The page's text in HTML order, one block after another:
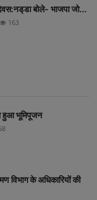
बोले- भाजपा जो...
163
हुआ भूमिपूजन
विभाग के अधिकारियों की